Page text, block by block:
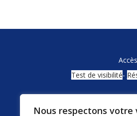
Nous respectons votre
Test de visibilité-